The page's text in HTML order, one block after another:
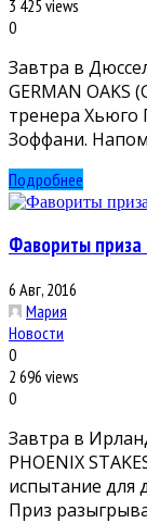
3 425 views
0
Завтра в
GERMAN OAKS
тренера Хьюго
Зоффани.
Подробнее
Фавориты приза
6 Авг, 2016
Мария
Новости
0
2 696 views
0
Завтра в
PHOENIX
испытание для
Приз